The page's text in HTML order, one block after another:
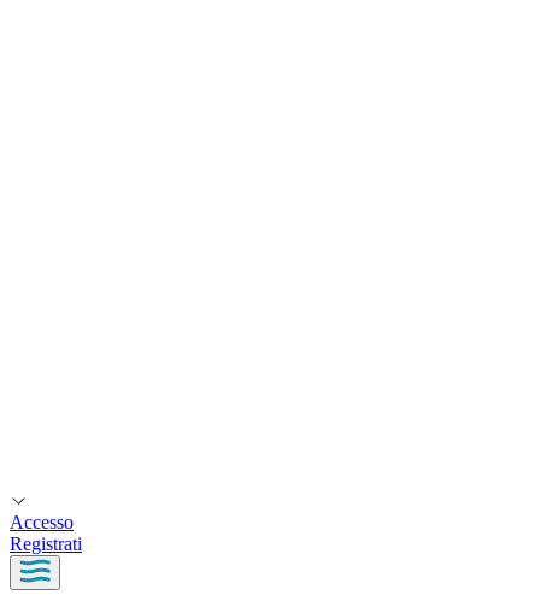
Accesso
Registrati